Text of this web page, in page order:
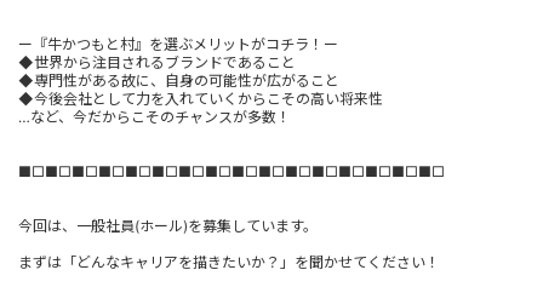
ー『牛かつもと村』を選ぶメリットがコチラ！ー
◆世界から注目されるブランドであること
◆専門性がある故に、自身の可能性が広がること
◆今後会社として力を入れていくからこその高い将来性
…など、今だからこそのチャンスが多数！
■□■□■□■□■□■□■□■□■□■□■□■□■□■□■□■□
今回は、一般社員(ホール)を募集しています。
まずは「どんなキャリアを描きたいか？」を聞かせてください！